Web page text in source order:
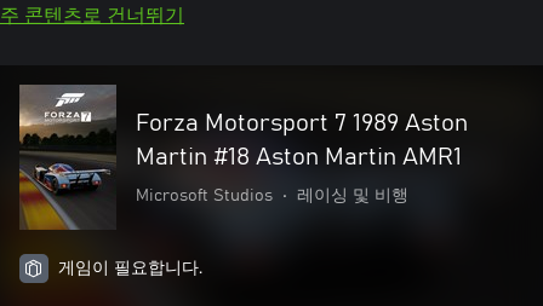
주 콘텐츠로 건너뛰기
Forza Motorsport 7 1989 Aston
Martin #18 Aston Martin AMR1
Microsoft Studios • 레이싱 및 비행
게임이 필요합니다.